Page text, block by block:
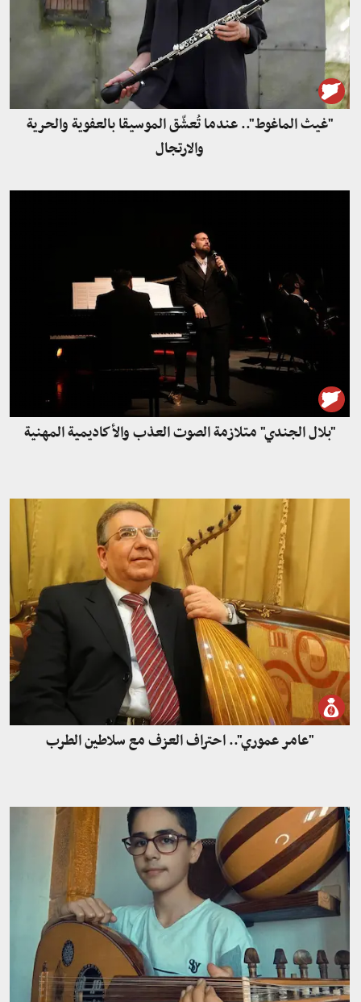
"غيث الماغوط".. عندما تُعشّق الموسيقا بالعفوية والحرية
والارتجال
"بلال الجندي" متلازمة الصوت العذب والأكاديمية المهنية
"عامر عموري".. احتراف العزف مع سلاطين الطرب